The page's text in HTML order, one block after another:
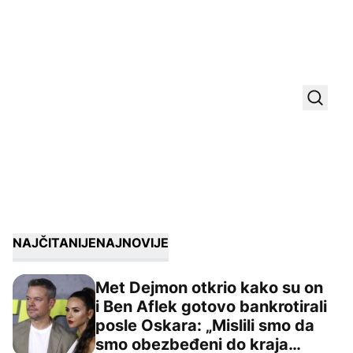
NAJČITANIJENAJNOVIJE
Met Dejmon otkrio kako su on i Ben Aflek gotovo
Met Dejmon otkrio kako su on
i Ben Aflek gotovo bankrotirali
posle Oskara: „Mislili smo da
smo obezbeđeni do kraja